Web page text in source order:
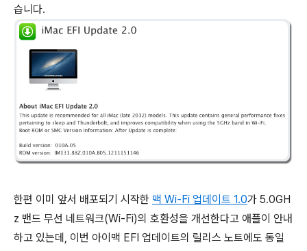
습니다.
한편 이미 앞서 배포되기 시작한 맥 Wi-Fi 업데이트 1.0가 5.0GH
z 밴드 무선 네트워크(Wi-Fi)의 호환성을 개선한다고 애플이 안내
하고 있는데, 이번 아이맥 EFI 업데이트의 릴리스 노트에도 동일